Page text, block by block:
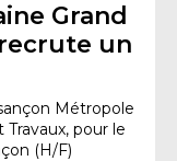
Grand
un
Métropole
pour le
(H/F)